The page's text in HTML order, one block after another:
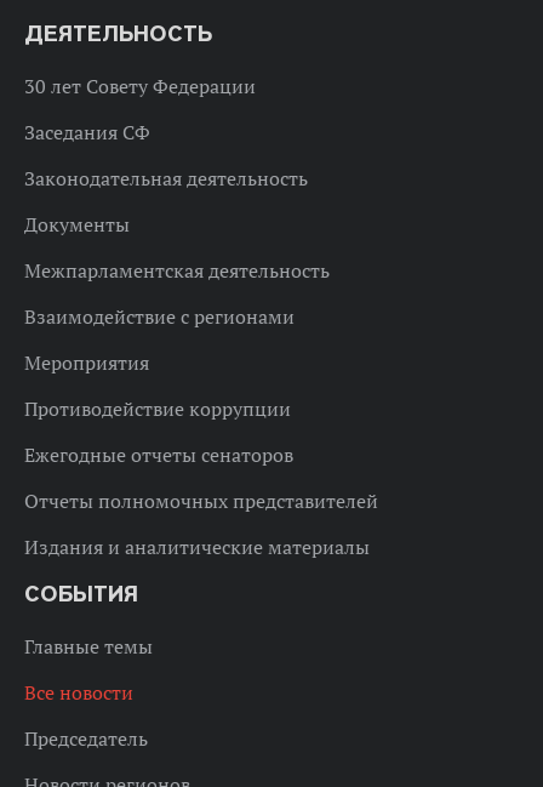
ДЕЯТЕЛЬНОСТЬ
30 лет Совету Федерации
Заседания СФ
Законодательная деятельность
Документы
Межпарламентская деятельность
Взаимодействие с регионами
Мероприятия
Противодействие коррупции
Ежегодные отчеты сенаторов
Отчеты полномочных представителей
Издания и аналитические материалы
СОБЫТИЯ
Главные темы
Все новости
Председатель